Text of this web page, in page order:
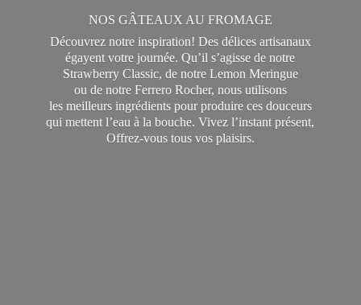
NOS GÂTEAUX AU FROMAGE
Découvrez notre inspiration! Des délices artisanaux
égayent votre journée. Qu’il s’agisse de notre
Strawberry Classic, de notre Lemon Meringue
ou de notre Ferrero Rocher, nous utilisons
les meilleurs ingrédients pour produire ces douceurs
qui mettent l’eau à la bouche. Vivez l’instant présent,
Offrez-vous tous vos plaisirs.